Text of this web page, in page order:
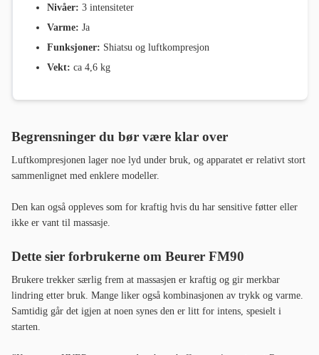
Nivåer: 3 intensiteter
Varme: Ja
Funksjoner: Shiatsu og luftkompresjon
Vekt: ca 4,6 kg
Begrensninger du bør være klar over
Luftkompresjonen lager noe lyd under bruk, og apparatet er relativt stort
sammenlignet med enklere modeller.
Den kan også oppleves som for kraftig hvis du har sensitive føtter eller
ikke er vant til massasje.
Dette sier forbrukerne om Beurer FM90
Brukere trekker særlig frem at massasjen er kraftig og gir merkbar
lindring etter bruk. Mange liker også kombinasjonen av trykk og varme.
Samtidig går det igjen at noen synes den er litt for intens, spesielt i
starten.